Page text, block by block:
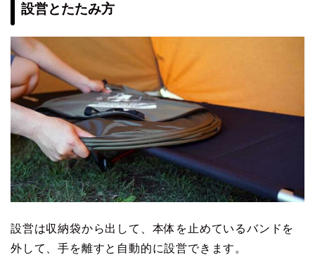
設営とたたみ方
設営は収納袋から出して、本体を止めているバンドを
外して、手を離すと自動的に設営できます。